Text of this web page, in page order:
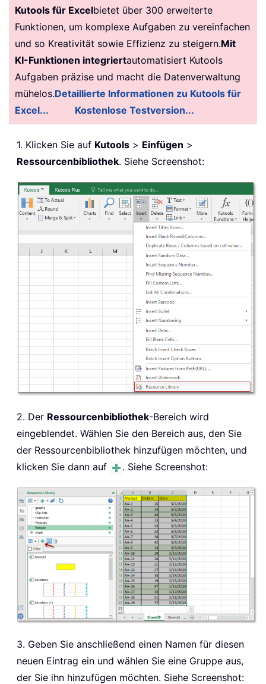
Kutools für Excelbietet über 300 erweiterte
Funktionen, um komplexe Aufgaben zu vereinfachen
und so Kreativität sowie Effizienz zu steigern.Mit
KI-Funktionen integriertautomatisiert Kutools
Aufgaben präzise und macht die Datenverwaltung
mühelos.Detaillierte Informationen zu Kutools für
Excel...
Kostenlose Testversion...
1. Klicken Sie auf Kutools > Einfügen >
Ressourcenbibliothek. Siehe Screenshot:
2. Der Ressourcenbibliothek-Bereich wird
eingeblendet. Wählen Sie den Bereich aus, den Sie
der Ressourcenbibliothek hinzufügen möchten, und
klicken Sie dann auf
. Siehe Screenshot:
3. Geben Sie anschließend einen Namen für diesen
neuen Eintrag ein und wählen Sie eine Gruppe aus,
der Sie ihn hinzufügen möchten. Siehe Screenshot: